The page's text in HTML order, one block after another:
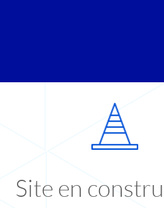
Site en